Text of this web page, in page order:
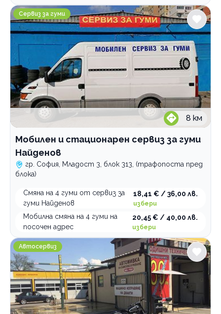
Мобилен и стационарен сервиз за гуми Найденов
Сервиз за гуми
8 км
Мобилен и стационарен сервиз за гуми
Найденов
гр. София, Младост 3, блок 313, (трафопоста пред
блока)
Смяна на 4 гуми от сервиз за
гуми Найденов
18,41 € / 36,00 лв.
избери
Мобилна смяна на 4 гуми на
посочен адрес
20,45 € / 40,00 лв.
избери
Комплекс Летоструй
Автосервиз